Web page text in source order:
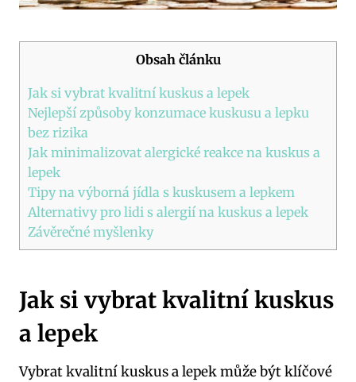
Obsah článku
Jak si vybrat kvalitní kuskus a lepek
Nejlepší způsoby konzumace kuskusu a lepku
bez rizika
Jak minimalizovat alergické reakce na kuskus a
lepek
Tipy na výborná jídla s kuskusem a lepkem
Alternativy pro lidi s alergií na kuskus a lepek
Závěrečné myšlenky
Jak si vybrat kvalitní kuskus
a lepek
Vybrat kvalitní kuskus a lepek může být klíčové